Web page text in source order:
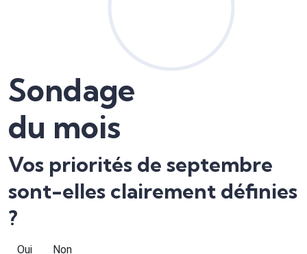
Sondage
du mois
Vos priorités de septembre
sont-elles clairement définies
?
Oui
Non